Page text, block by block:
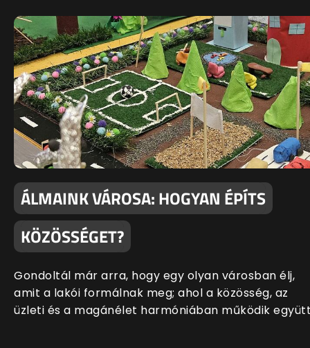
ÁLMAINK VÁROSA: HOGYAN ÉPÍTS
KÖZÖSSÉGET?
Gondoltál már arra, hogy egy olyan városban élj,
amit a lakói formálnak meg; ahol a közösség, az
üzleti és a magánélet harmóniában működik